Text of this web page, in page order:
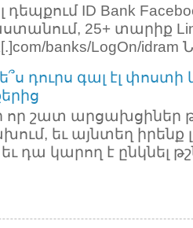
դեպքում ID Bank
25+ տարիք
banks/LogOn/idram
դուրս գալ էլ
որ շատ արցախցիներ
եւ այնտեղ իրենք
դա կարող է ընկնել